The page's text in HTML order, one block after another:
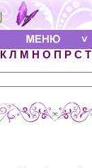
К Л М Н О П Р С Т